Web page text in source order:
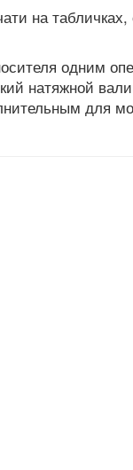
на
одним
натяжной
для